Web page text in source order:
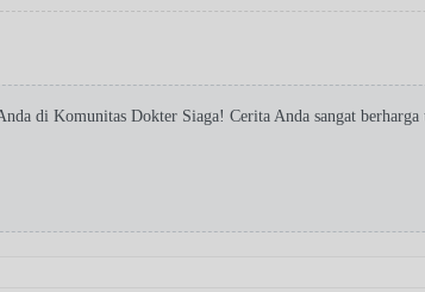
di Komunitas Dokter Siaga! Cerita Anda sangat